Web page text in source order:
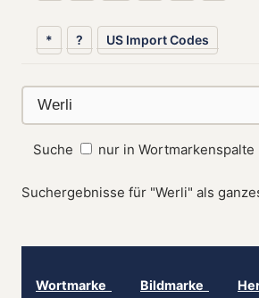
* ? US Import Codes
Suche nur in Wortmarkenspalte
Suchergebnisse für "Werli" als
Wortmarke Bildmarke